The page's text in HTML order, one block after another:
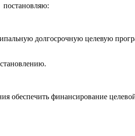
постановляю:
долгосрочную целевую
обеспечить финансирование